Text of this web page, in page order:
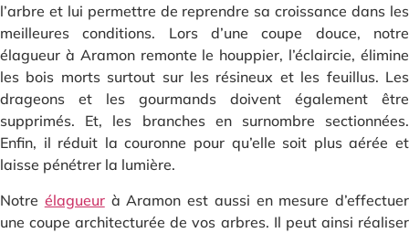
l’arbre et lui permettre de reprendre sa croissance dans les
meilleures conditions. Lors d’une coupe douce, notre
élagueur à Aramon remonte le houppier, l’éclaircie, élimine
les bois morts surtout sur les résineux et les feuillus. Les
drageons et les gourmands doivent également être
supprimés. Et, les branches en surnombre sectionnées.
Enfin, il réduit la couronne pour qu’elle soit plus aérée et
laisse pénétrer la lumière.
Notre élagueurà Aramon est aussi en mesure d’effectuer
une coupe architecturée de vos arbres. Il peut ainsi réaliser